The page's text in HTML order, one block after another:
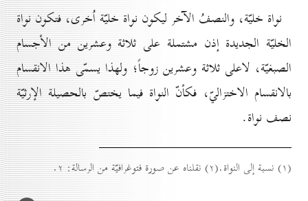
نواة خليّة، والنصفُ الآخر ليكون نواة خليّة اُخرى، فتكون نواة
الخليّة الجديدة إذن مشتملة على ثلاثة وعشرين من الأجسام
الصبغيّة، لاعلى ثلاثة وعشرين زوجاً؛ ولهذا يسمّى هذا الانقسام
بالانقسام الاختزاليّ، فكأنّ النواة فيما يختصّ بالحصيلة الإرثيّة
نصف نواة.
(۱) نسبة إلى النواة.(۲) نقلناه عن صورة فتوغرافيّة من الرسالة: ۲.